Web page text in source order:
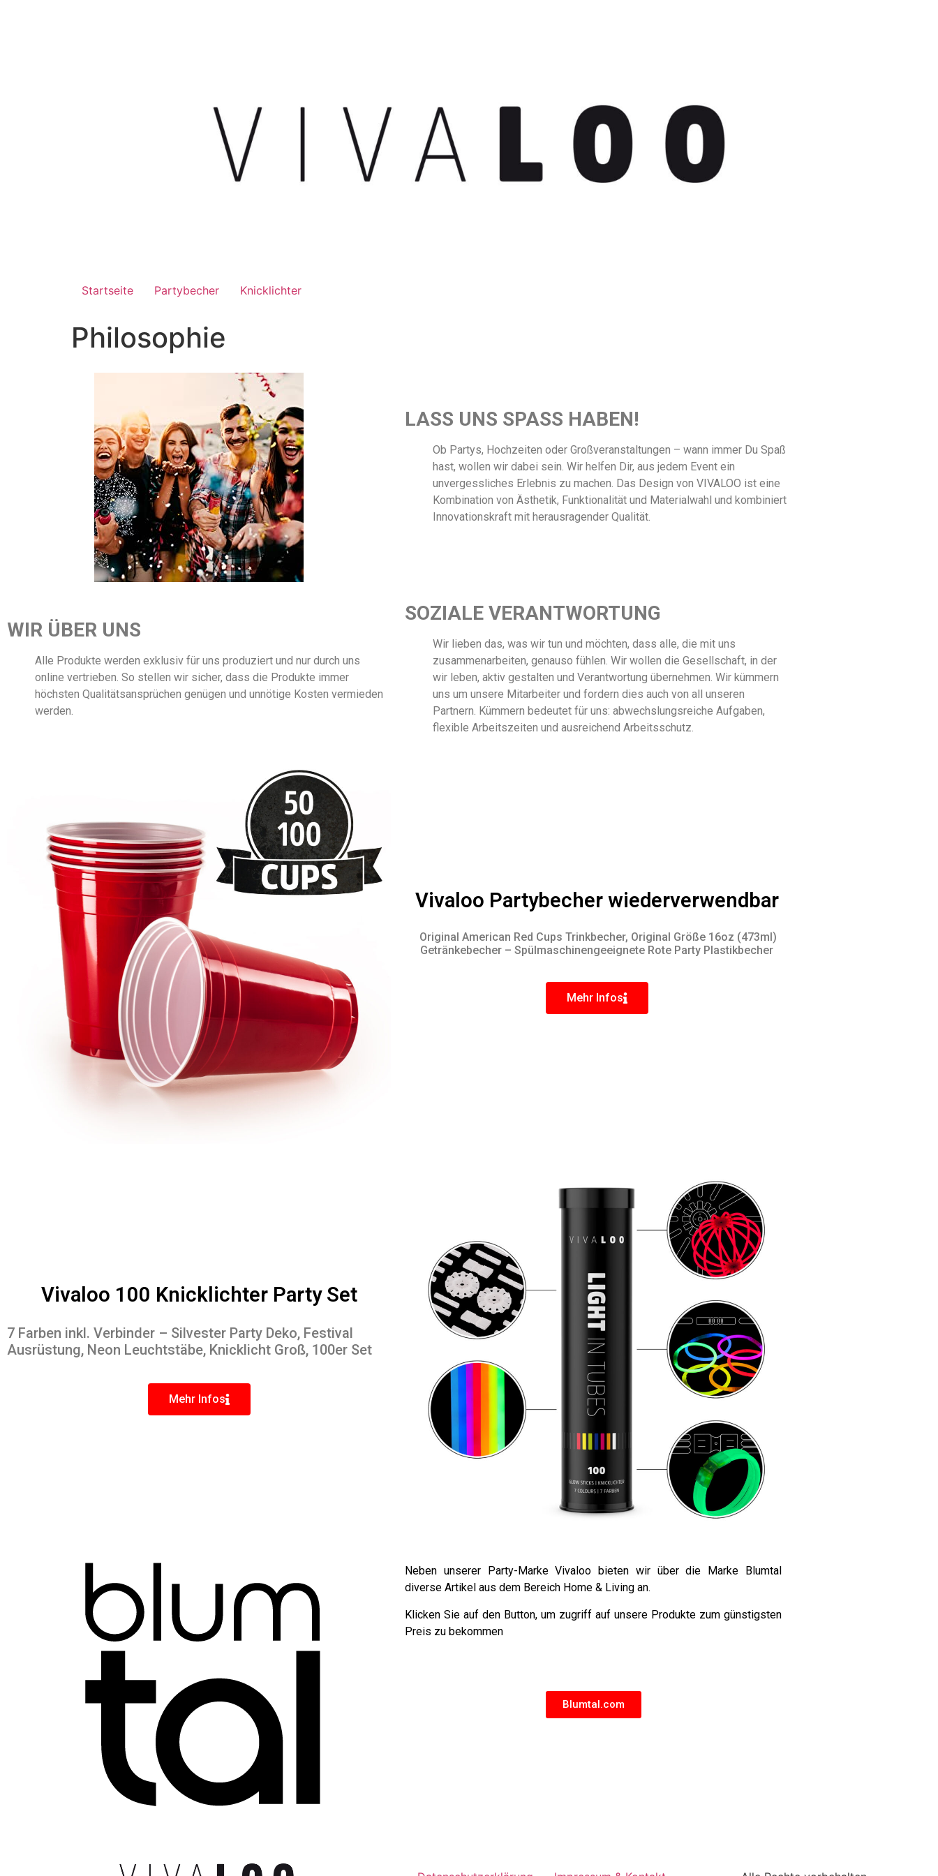
Startseite Partybecher Knicklichter
Philosophie
LASS UNS SPASS HABEN!
Ob Partys, Hochzeiten oder Großveranstaltungen – wann immer Du Spaß
hast, wollen wir dabei sein. Wir helfen Dir, aus jedem Event ein
unvergessliches Erlebnis zu machen. Das Design von VIVALOO ist eine
Kombination von Ästhetik, Funktionalität und Materialwahl und kombiniert
Innovationskraft mit herausragender Qualität.
WIR ÜBER UNS
Alle Produkte werden exklusiv für uns produziert und nur durch uns
online vertrieben. So stellen wir sicher, dass die Produkte immer
höchsten Qualitätsansprüchen genügen und unnötige Kosten vermieden
werden.
SOZIALE VERANTWORTUNG
Wir lieben das, was wir tun und möchten, dass alle, die mit uns
zusammenarbeiten, genauso fühlen. Wir wollen die Gesellschaft, in der
wir leben, aktiv gestalten und Verantwortung übernehmen. Wir kümmern
uns um unsere Mitarbeiter und fordern dies auch von all unseren
Partnern. Kümmern bedeutet für uns: abwechslungsreiche Aufgaben,
flexible Arbeitszeiten und ausreichend Arbeitsschutz.
Vivaloo Partybecher wiederverwendbar
Original American Red Cups Trinkbecher, Original Größe 16oz (473ml)
Getränkebecher – Spülmaschinengeeignete Rote Party Plastikbecher
Mehr Infos
Vivaloo 100 Knicklichter Party Set
7 Farben inkl. Verbinder – Silvester Party Deko, Festival
Ausrüstung, Neon Leuchtstäbe, Knicklicht Groß, 100er Set
Mehr Infos
Neben unserer Party-Marke Vivaloo bieten wir über die Marke Blumtal
diverse Artikel aus dem Bereich Home & Living an.
Klicken Sie auf den Button, um zugriff auf unsere Produkte zum günstigsten
Preis zu bekommen
Blumtal.com